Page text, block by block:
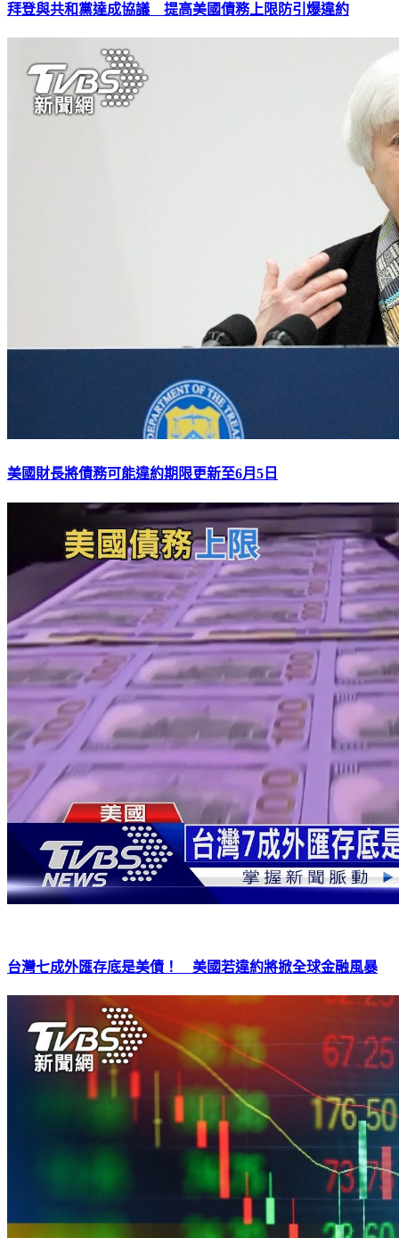
拜登與共和黨達成協議 提高美國債務上限防引爆違約
美國財長將債務可能違約期限更新至6月5日
台灣七成外匯存底是美債！ 美國若違約將掀全球金融風暴